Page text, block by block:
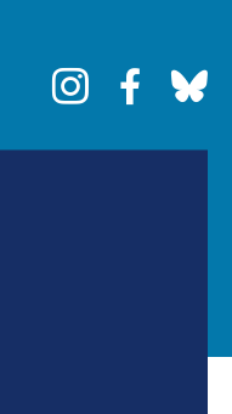
Instagram